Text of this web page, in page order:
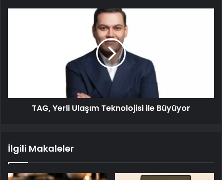
TAG, Yerli Ulaşım Teknolojisi ile Büyüyor
İlgili Makaleler